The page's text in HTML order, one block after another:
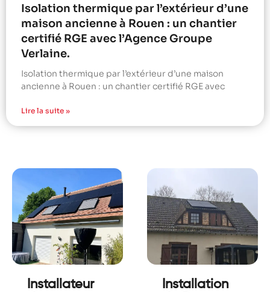
Isolation thermique par l’extérieur d’une
maison ancienne à Rouen : un chantier
certifié RGE avec l’Agence Groupe
Verlaine.
Isolation thermique par l’extérieur d’une maison
ancienne à Rouen : un chantier certifié RGE avec
Lire la suite »
Installateur
Installation